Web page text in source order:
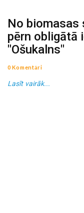
No biomasas
pērn obligātā
"Ošukalns"
0 Komentāri
Lasīt vairāk...